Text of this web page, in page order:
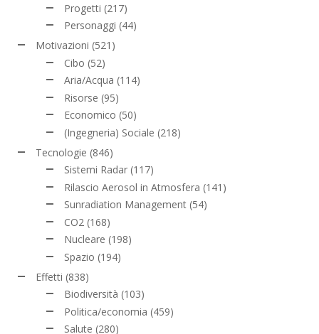
Progetti (217)
Personaggi (44)
Motivazioni (521)
Cibo (52)
Aria/Acqua (114)
Risorse (95)
Economico (50)
(Ingegneria) Sociale (218)
Tecnologie (846)
Sistemi Radar (117)
Rilascio Aerosol in Atmosfera (141)
Sunradiation Management (54)
CO2 (168)
Nucleare (198)
Spazio (194)
Effetti (838)
Biodiversità (103)
Politica/economia (459)
Salute (280)